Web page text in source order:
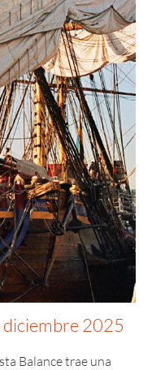
2025
Balance trae una